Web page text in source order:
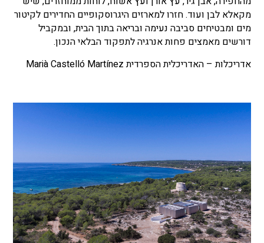
מקאלא לבן ועוד. חזרו למארזים היגרוסקופיים החדירים לקיטור
מים ומבטיחים סביבה נעימה ובריאה בתוך הבית, ובמקביל
דורשים מאמצים פחות אנרגיה לתפקוד הבלאי הנכון.
אדריכלות – האדריכלית הספרדית Marià Castelló Martínez